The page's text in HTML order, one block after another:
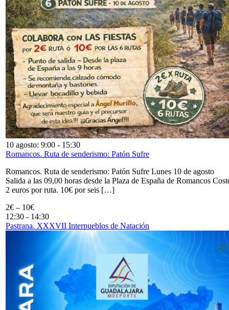
10 agosto: 9:00 - 15:30
Romancos. Ruta de senderismo: Patón Sufre
Romancos. Ruta de senderismo: Patón Sufre Lunes 10 de agosto
Salida a las 09,00 horas desde la Plaza de España de Romancos
2 euros por ruta. 10€ por seis […]
2€ – 10€
12:30 - 14:30
Pastrana. XXXVII Interpueblos de Natación